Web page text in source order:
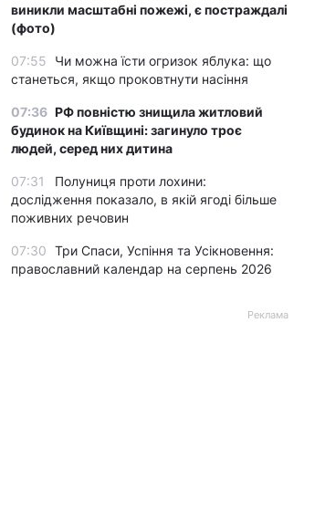
виникли масштабні пожежі, є постраждалі
(фото)
07:55
Чи можна їсти огризок яблука: що
станеться, якщо проковтнути насіння
07:36 РФ повністю знищила житловий
будинок на Київщині: загинуло троє
людей, серед них дитина
07:31
Полуниця проти лохини:
дослідження показало, в якій ягоді більше
поживних речовин
07:30 Три Спаси, Успіння та Усікновення:
православний календар на серпень 2026
Реклама